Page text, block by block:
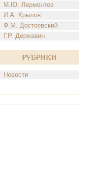
М.Ю. Лермонтов
И.А. Крылов
Ф.М. Достоевский
Г.Р. Державин
Рубрики
Новости